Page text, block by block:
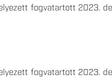
fogvatartott 2023.
fogvatartott 2023.